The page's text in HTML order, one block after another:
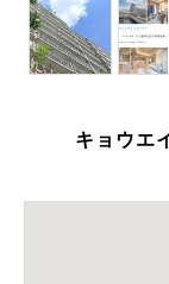
キョウエ